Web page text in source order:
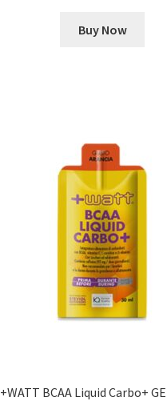
Buy Now
+WATT BCAA Liquid Carbo+